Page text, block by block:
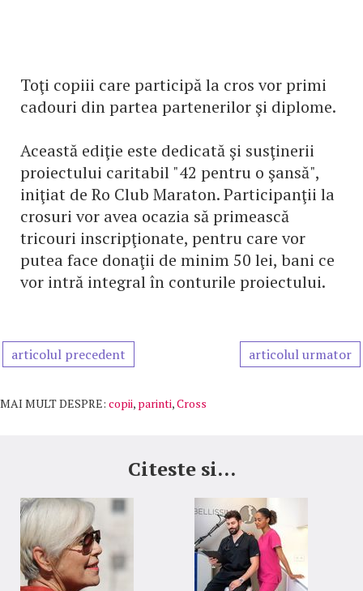
Toţi copiii care participă la cros vor primi
cadouri din partea partenerilor şi diplome.
Această ediţie este dedicată şi susţinerii
proiectului caritabil "42 pentru o şansă",
iniţiat de Ro Club Maraton. Participanţii la
crosuri vor avea ocazia să primească
tricouri inscripţionate, pentru care vor
putea face donaţii de minim 50 lei, bani ce
vor intră integral în conturile proiectului.
articolul precedent articolul urmator
MAI MULT DESPRE: copii, parinti,Cross
Citeste si...